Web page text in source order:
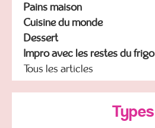
Pains maison
Cuisine du monde
Dessert
Impro avec les restes du frigo
Tous les articles
Types